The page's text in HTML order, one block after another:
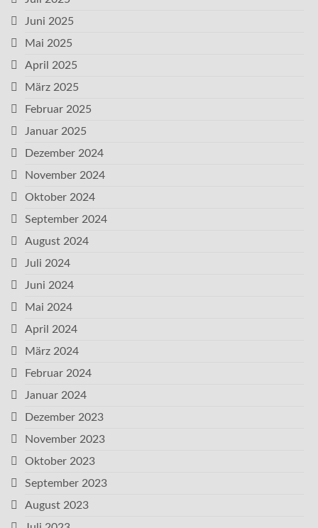
Juni 2025
Mai 2025
April 2025
März 2025
Februar 2025
Januar 2025
Dezember 2024
November 2024
Oktober 2024
September 2024
August 2024
Juli 2024
Juni 2024
Mai 2024
April 2024
März 2024
Februar 2024
Januar 2024
Dezember 2023
November 2023
Oktober 2023
September 2023
August 2023